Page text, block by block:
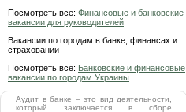
Посмотреть все: Финансовые и банковские
вакансии для руководителей
Вакансии по городам в банке, финансах и
страховании
Посмотреть все: Банковские и финансовые
вакансии по городам Украины
Аудит в банке – это вид деятельности,
который заключается в сборе